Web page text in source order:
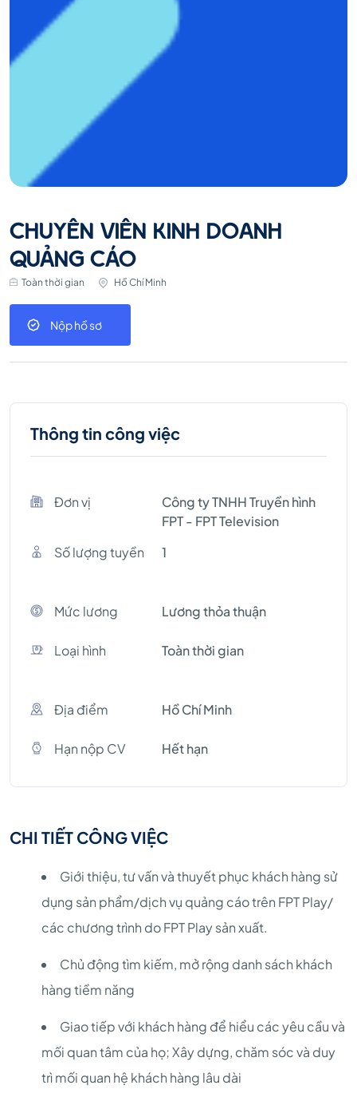
CHUYÊN VIÊN KINH DOANH
QUẢNG CÁO
Toàn thời gian Hồ Chí Minh
Nộp hồ sơ
Thông tin công việc
Đơn vị
Công ty TNHH Truyền hình
FPT - FPT Television
Số lượng tuyền
1
Mức lương Lương thỏa thuận
Loại hình Toàn thời gian
Địa điểm Hồ Chí Minh
Hạn nộp CV Hết hạn
CHI TIẾT CÔNG VIỆC
Giới thiệu, tư vấn và thuyết phục khách hàng sử
dụng sản phẩm/dịch vụ quảng cáo trên FPT Play/
các chương trình do FPT Play sản xuất.
Chủ động tìm kiếm, mở rộng danh sách khách
hàng tiềm năng
Giao tiếp với khách hàng để hiểu các yêu cầu và
mối quan tâm của họ; Xây dựng, chăm sóc và duy
trì mối quan hệ khách hàng lâu dài